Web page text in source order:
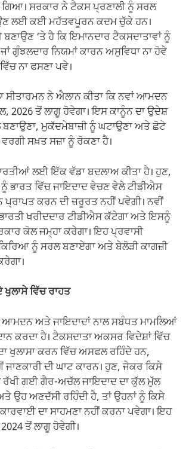
ਗਿਆ। ਸਰਕਾਰ ਨੇ ਟੈਕਸ ਪ੍ਰਣਾਲੀ ਨੂੰ ਸਰਲ
ਲਈ ਕਈ ਮਹੱਤਵਪੂਰਨ ਕਦਮ ਚੁੱਕੇ ਹਨ।
‘ਤੇ ਹੈ ਕਿ ਇਮਾਨਦਾਰ ਟੈਕਸਦਾਤਾਵਾਂ ਨੂੰ
ਗੁੰਝਲਦਾਰ ਨਿਯਮਾਂ ਕਾਰਨ ਅਸੁਵਿਧਾ ਨਾ ਹੋਵੇ
ਨਾ ਫਸਣਾ ਪਵੇ।
ਸੀਤਾਰਮਨ ਨੇ ਐਲਾਨ ਕੀਤਾ ਕਿ ਨਵਾਂ ਆਮਦਨ
2026 ਤੋਂ ਲਾਗੂ ਹੋਵੇਗਾ। ਇਸ ਕਾਨੂੰਨ ਦਾ ਉਦੇਸ਼
ਮੁਕੱਦਮੇਬਾਜ਼ੀ ਨੂੰ ਘਟਾਉਣਾ ਅਤੇ ਛੋਟੇ
ਸਖ਼ਤ ਸਜ਼ਾ ਨੂੰ ਰੋਕਣਾ ਹੈ।
ਲਈ ਇੱਕ ਵੱਡਾ ਬਦਲਾਅ ਕੀਤਾ ਹੈ। ਹੁਣ,
ਭਾਰਤ ਵਿੱਚ ਜਾਇਦਾਦ ਵੇਚਣ ਵੇਲੇ ਟੀਡੀਐਸ
ਕਰਨ ਦੀ ਜ਼ਰੂਰਤ ਨਹੀਂ ਪਵੇਗੀ। ਨਵੀਂ
ਖਰੀਦਦਾਰ ਟੀਡੀਐਸ ਕੱਟੇਗਾ ਅਤੇ ਇਸਨੂੰ
ਕੋਲ ਜਮ੍ਹਾ ਕਰੇਗਾ। ਇਹ ਪ੍ਰਵਾਸੀ
ਨੂੰ ਸਰਲ ਬਣਾਏਗਾ ਅਤੇ ਬੇਲੋੜੀ ਕਾਗਜ਼ੀ
ਖੁਲਾਸੇ ਵਿੱਚ ਰਾਹਤ
ਆਮਦਨ ਅਤੇ ਜਾਇਦਾਦਾਂ ਨਾਲ ਸਬੰਧਤ ਮਾਮਲਿਆਂ
ਕਰਦਾ ਹੈ। ਟੈਕਸਦਾਤਾ ਅਕਸਰ ਵਿਦੇਸ਼ਾਂ ਵਿੱਚ
ਖੁਲਾਸਾ ਕਰਨ ਵਿੱਚ ਅਸਫਲ ਰਹਿੰਦੇ ਹਨ,
ਦੀ ਘਾਟ ਕਾਰਨ। ਹੁਣ, ਜੇਕਰ ਕਿਸੇ
ਰੱਖੀ ਗਈ ਗੈਰ-ਅਚੱਲ ਜਾਇਦਾਦ ਦਾ ਕੁੱਲ ਮੁੱਲ
ਉਹ ਅਣਦੱਸੀ ਰਹਿੰਦੀ ਹੈ, ਤਾਂ ਉਹਨਾਂ ਨੂੰ ਕਿਸੇ
ਦਾ ਸਾਹਮਣਾ ਨਹੀਂ ਕਰਨਾ ਪਵੇਗਾ। ਇਹ
ਤੋਂ ਲਾਗੂ ਹੋਵੇਗੀ।